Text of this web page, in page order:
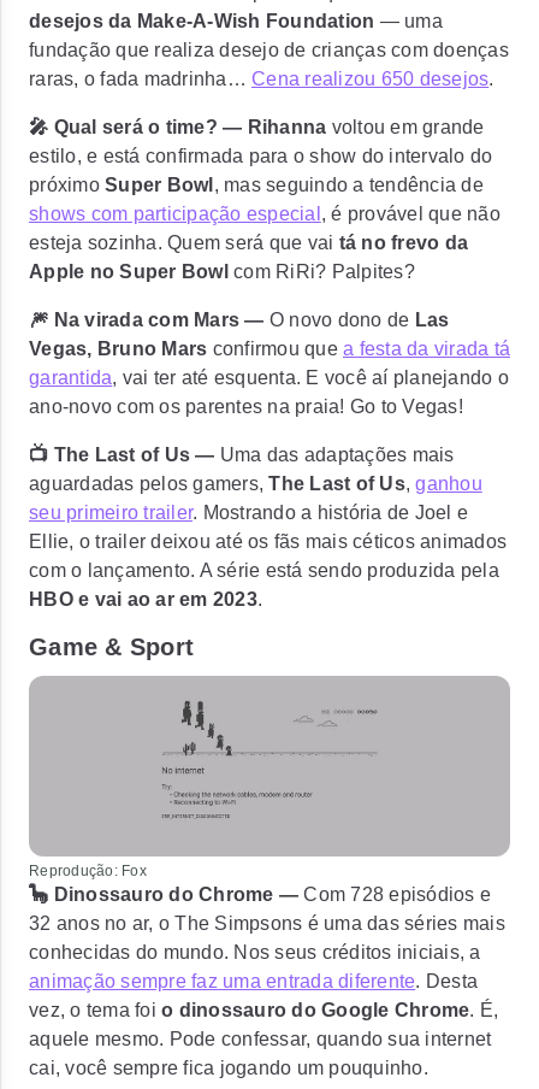
desejos da Make-A-Wish Foundation — uma
fundação que realiza desejo de crianças com doenças
raras, o fada madrinha… Cena realizou 650 desejos.
🎤 Qual será o time? — Rihanna voltou em grande
estilo, e está confirmada para o show do intervalo do
próximo Super Bowl , mas seguindo a tendência de
shows com participação especial , é provável que não
esteja sozinha. Quem será que vai tá no frevo da
Apple no Super Bowl com RiRi? Palpites?
🎆 Na virada com Mars — O novo dono de Las
Vegas, Bruno Mars confirmou que a festa da virada tá
garantida, vai ter até esquenta. E você aí planejando o
ano-novo com os parentes na praia! Go to Vegas!
📺 The Last of Us — Uma das adaptações mais
aguardadas pelos gamers,The Last of Us,ganhou
seu primeiro trailer. Mostrando a história de Joel e
Ellie, o trailer deixou até os fãs mais céticos animados
com o lançamento. A série está sendo produzida pela
HBO e vai ao ar em 2023.
Game & Sport
Reprodução: Fox
🦕 Dinossauro do Chrome —Com 728 episódios e
32 anos no ar, o The Simpsons é uma das séries mais
conhecidas do mundo. Nos seus créditos iniciais, a
animação sempre faz uma entrada diferente. Desta
vez, o tema foi o dinossauro do Google Chrome. É,
aquele mesmo. Pode confessar, quando sua internet
cai, você sempre fica jogando um pouquinho.